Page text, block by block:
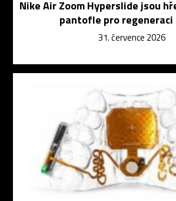
Nike Air Zoom Hyperslide jsou
pantofle pro regeneraci
31. července 2026